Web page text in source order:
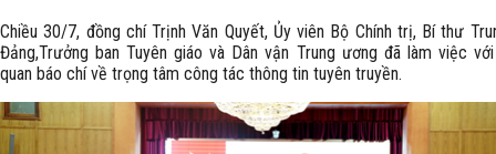
Chiều 30/7, đồng chí Trịnh Văn Quyết, Ủy viên Bộ Chính trị, Bí thư
Đảng,Trưởng ban Tuyên giáo và Dân vận Trung ương đã làm việc
quan báo chí về trọng tâm công tác thông tin tuyên truyền.